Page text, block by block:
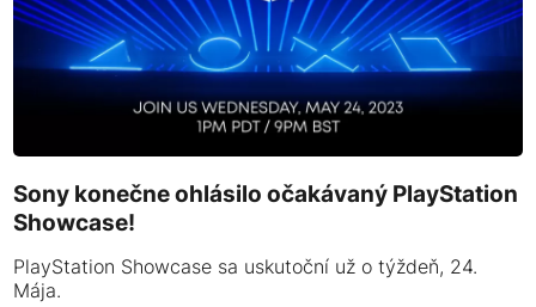
Sony konečne ohlásilo očakávaný PlayStation
Showcase!
PlayStation Showcase sa uskutoční už o týždeň, 24.
Mája.